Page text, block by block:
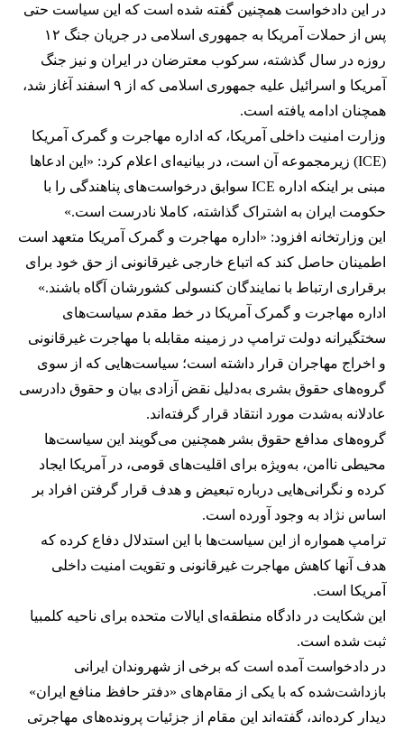
در این دادخواست همچنین گفته شده است که این سیاست حتی
پس از حملات آمریکا به جمهوری اسلامی در جریان جنگ ۱۲
روزه در سال گذشته، سرکوب معترضان در ایران و نیز جنگ
آمریکا و اسرائیل علیه جمهوری اسلامی که از ۹ اسفند آغاز شد،
همچنان ادامه یافته است.
وزارت امنیت داخلی آمریکا، که اداره مهاجرت و گمرک آمریکا
(ICE) زیرمجموعه آن است، در بیانیه‌ای اعلام کرد: «این ادعاها
مبنی بر اینکه اداره ICE سوابق درخواست‌های پناهندگی را با
حکومت ایران به اشتراک گذاشته، کاملا نادرست است.»
این وزارتخانه افزود: «اداره مهاجرت و گمرک آمریکا متعهد است
اطمینان حاصل کند که اتباع خارجی غیرقانونی از حق خود برای
برقراری ارتباط با نمایندگان کنسولی کشورشان آگاه باشند.»
اداره مهاجرت و گمرک آمریکا در خط مقدم سیاست‌های
سختگیرانه دولت ترامپ در زمینه مقابله با مهاجرت غیرقانونی
و اخراج مهاجران قرار داشته است؛ سیاست‌هایی که از سوی
گروه‌های حقوق بشری به‌دلیل نقض آزادی بیان و حقوق دادرسی
عادلانه به‌شدت مورد انتقاد قرار گرفته‌اند.
گروه‌های مدافع حقوق بشر همچنین می‌گویند این سیاست‌ها
محیطی ناامن، به‌ویژه برای اقلیت‌های قومی، در آمریکا ایجاد
کرده و نگرانی‌هایی درباره تبعیض و هدف قرار گرفتن افراد بر
اساس نژاد به وجود آورده است.
ترامپ همواره از این سیاست‌ها با این استدلال دفاع کرده که
هدف آنها کاهش مهاجرت غیرقانونی و تقویت امنیت داخلی
آمریکا است.
این شکایت در دادگاه منطقه‌ای ایالات متحده برای ناحیه کلمبیا
ثبت شده است.
در دادخواست آمده است که برخی از شهروندان ایرانی
بازداشت‌شده که با یکی از مقام‌های «دفتر حافظ منافع ایران»
دیدار کرده‌اند، گفته‌اند این مقام از جزئیات پرونده‌های مهاجرتی